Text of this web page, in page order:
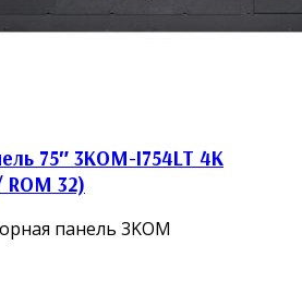
75″ 3KOM-I754LT 4K
32)
панель 3KOM